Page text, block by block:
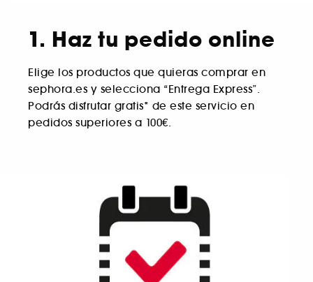
1. Haz tu pedido online
Elige los productos que quieras comprar en
sephora.es y selecciona “Entrega Express”.
Podrás disfrutar gratis* de este servicio en
pedidos superiores a 100€.